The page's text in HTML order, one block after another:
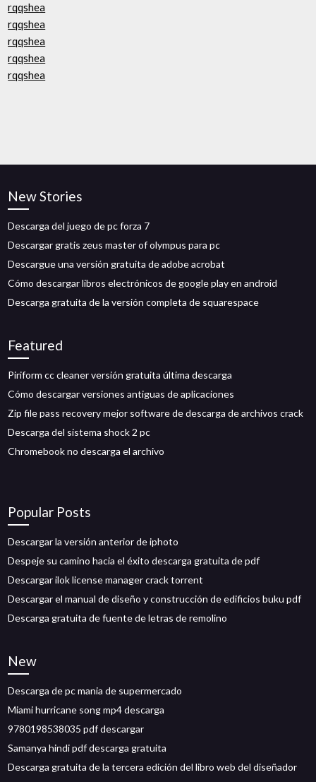
rqqshea
rqqshea
rqqshea
rqqshea
rqqshea
New Stories
Descarga del juego de pc forza 7
Descargar gratis zeus master of olympus para pc
Descargue una versión gratuita de adobe acrobat
Cómo descargar libros electrónicos de google play en android
Descarga gratuita de la versión completa de squarespace
Featured
Piriform cc cleaner versión gratuita última descarga
Cómo descargar versiones antiguas de aplicaciones
Zip file pass recovery mejor software de descarga de archivos crack
Descarga del sistema shock 2 pc
Chromebook no descarga el archivo
Popular Posts
Descargar la versión anterior de iphoto
Despeje su camino hacia el éxito descarga gratuita de pdf
Descargar ilok license manager crack torrent
Descargar el manual de diseño y construcción de edificios buku pdf
Descarga gratuita de fuente de letras de remolino
New
Descarga de pc mania de supermercado
Miami hurricane song mp4 descarga
9780198538035 pdf descargar
Samanya hindi pdf descarga gratuita
Descarga gratuita de la tercera edición del libro web del diseñador